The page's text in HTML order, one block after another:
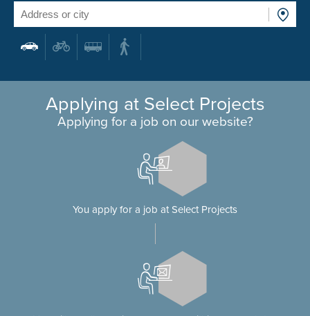
Applying at Select Projects
Applying for a job on our website?
You apply for a job at Select Projects